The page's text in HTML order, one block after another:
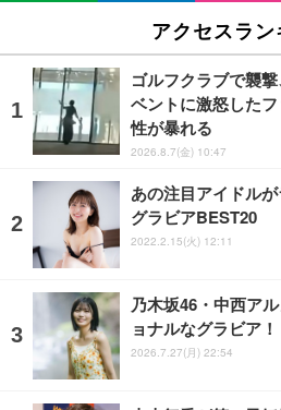
アクセスラン
ゴルフクラブで襲
ベントに激怒した
性が暴れる
2026.8.7(金) 10:47
あの注目アイドル
グラビアBEST20
2022.2.15(火) 12:11
乃木坂46・中西ア
ョナルなグラビア！
2026.7.27(月) 22:54